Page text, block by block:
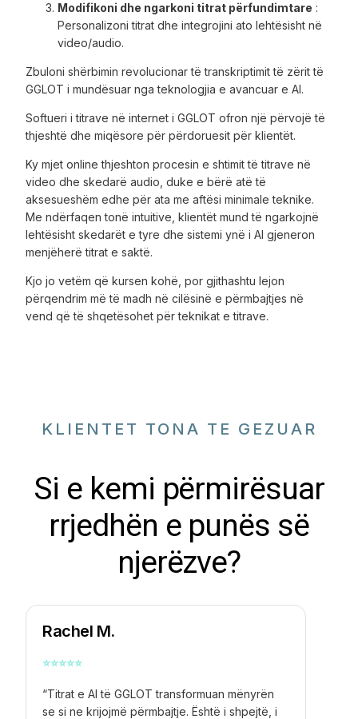
Modifikoni dhe ngarkoni titrat përfundimtare :
Personalizoni titrat dhe integrojini ato lehtësisht në
video/audio.
Zbuloni shërbimin revolucionar të transkriptimit të zërit të
GGLOT i mundësuar nga teknologjia e avancuar e AI.
Softueri i titrave në internet i GGLOT ofron një përvojë të
thjeshtë dhe miqësore për përdoruesit për klientët.
Ky mjet online thjeshton procesin e shtimit të titrave në
video dhe skedarë audio, duke e bërë atë të
aksesueshëm edhe për ata me aftësi minimale teknike.
Me ndërfaqen tonë intuitive, klientët mund të ngarkojnë
lehtësisht skedarët e tyre dhe sistemi ynë i AI gjeneron
menjëherë titrat e saktë.
Kjo jo vetëm që kursen kohë, por gjithashtu lejon
përqendrim më të madh në cilësinë e përmbajtjes në
vend që të shqetësohet për teknikat e titrave.
KLIENTET TONA TE GEZUAR
Si e kemi përmirësuar
rrjedhën e punës së
njerëzve?
Rachel M.
⭐⭐⭐⭐⭐
“Titrat e AI të GGLOT transformuan mënyrën
se si ne krijojmë përmbajtje. Është i shpejtë, i